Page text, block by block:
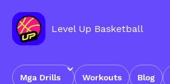
Level Up Basketball
Mga Drills Workouts Blog